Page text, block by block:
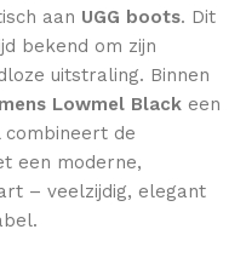
aan UGG boots. Dit
bekend om zijn
uitstraling. Binnen
Lowmel Black een
de
een moderne,
– veelzijdig, elegant